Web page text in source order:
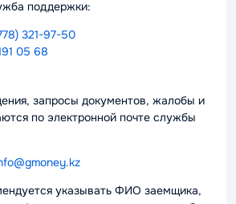
поддержки:
321-97-50
05 68
запросы документов, жалобы и
по электронной почте службы
указывать ФИО заемщика,